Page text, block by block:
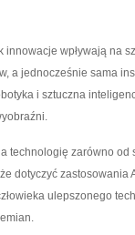
wpływają na
a jednocześnie sama
i sztuczna
technologię zarówno
dotyczyć zastosowania
ulepszonego